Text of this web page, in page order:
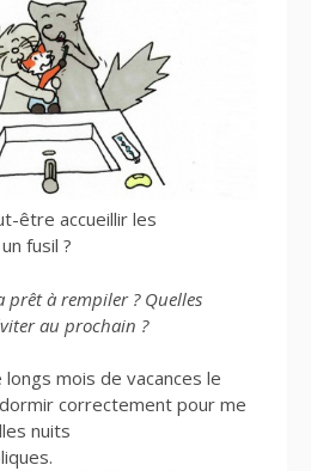
être accueillir les
fusil ?
prêt à rempiler ? Quelles
au prochain ?
mois de vacances le
correctement pour me
nuits